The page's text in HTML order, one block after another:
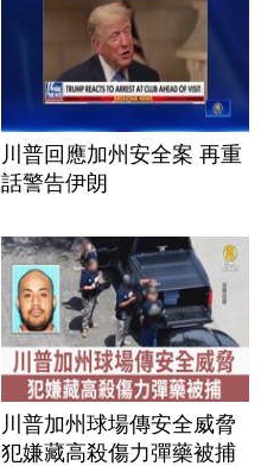
川普回應加州安全案 再重
話警告伊朗
川普加州球場傳安全威脅
犯嫌藏高殺傷力彈藥被捕